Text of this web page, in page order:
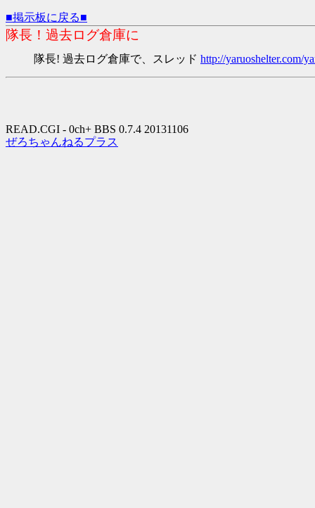
■掲示板に戻る■
隊長！過去ログ倉庫に
隊長! 過去ログ倉庫で、スレッド http://yaruoshelter.com/
READ.CGI - 0ch+ BBS 0.7.4 20131106
ぜろちゃんねるプラス